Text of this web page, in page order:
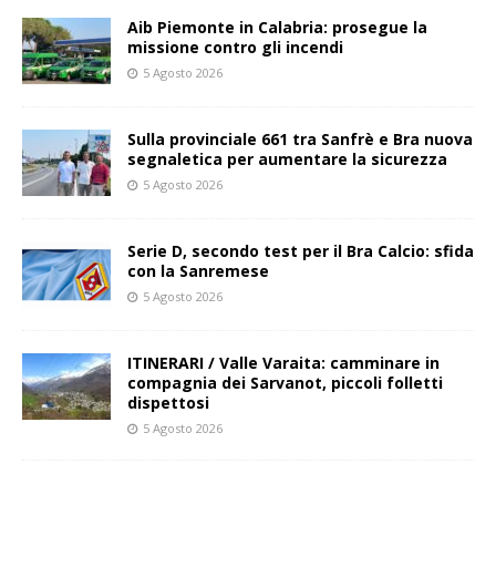
Aib Piemonte in Calabria: prosegue la
missione contro gli incendi
5 Agosto 2026
Sulla provinciale 661 tra Sanfrè e Bra nuova
segnaletica per aumentare la sicurezza
5 Agosto 2026
Serie D, secondo test per il Bra Calcio: sfida
con la Sanremese
5 Agosto 2026
ITINERARI / Valle Varaita: camminare in
compagnia dei Sarvanot, piccoli folletti
dispettosi
5 Agosto 2026